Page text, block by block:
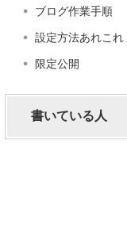
ブログ作業手順
設定方法あれこれ
限定公開
書いている人